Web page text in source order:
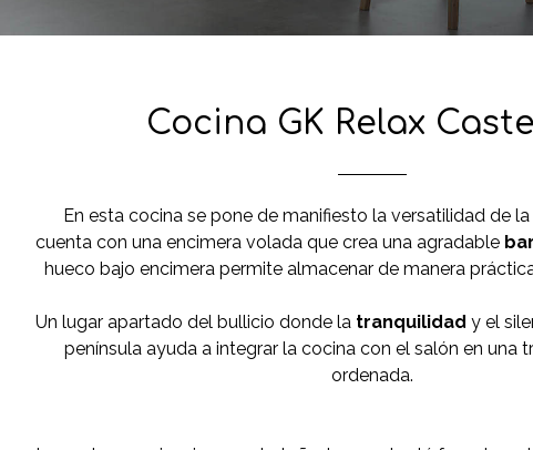
Cocina GK Relax
En esta cocina se pone de manifiesto la versatilidad de la
cuenta con una encimera volada que crea una agradable
hueco bajo encimera permite almacenar de manera
Un lugar apartado del bullicio donde la tranquilidad y el
península ayuda a integrar la cocina con el salón en una
ordenada.